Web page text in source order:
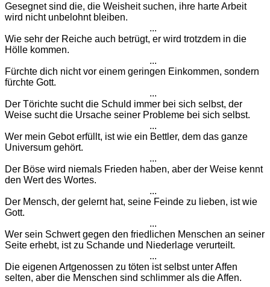
Gesegnet sind die, die Weisheit suchen, ihre harte Arbeit
wird nicht unbelohnt bleiben.
...
Wie sehr der Reiche auch betrügt, er wird trotzdem in die
Hölle kommen.
...
Fürchte dich nicht vor einem geringen Einkommen, sondern
fürchte Gott.
...
Der Törichte sucht die Schuld immer bei sich selbst, der
Weise sucht die Ursache seiner Probleme bei sich selbst.
...
Wer mein Gebot erfüllt, ist wie ein Bettler, dem das ganze
Universum gehört.
...
Der Böse wird niemals Frieden haben, aber der Weise kennt
den Wert des Wortes.
...
Der Mensch, der gelernt hat, seine Feinde zu lieben, ist wie
Gott.
...
Wer sein Schwert gegen den friedlichen Menschen an seiner
Seite erhebt, ist zu Schande und Niederlage verurteilt.
...
Die eigenen Artgenossen zu töten ist selbst unter Affen
selten, aber die Menschen sind schlimmer als die Affen.